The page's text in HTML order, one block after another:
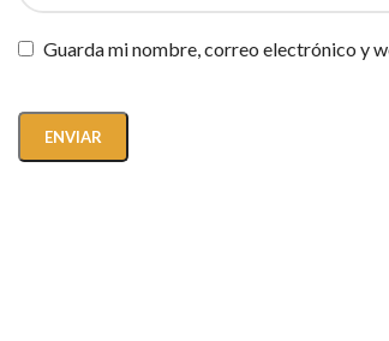
Guarda mi nombre, correo electrónico y